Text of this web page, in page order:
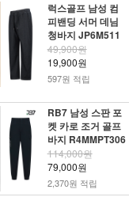
럭스골프 남성 컴
피밴딩 서머 데님
청바지 JP6M511
49,900원
19,900원
597원 적립
RB7 남성 스판 포
켓 카로 조거 골프
바지 R4MMPT306
114,000원
79,000원
2,370원 적립